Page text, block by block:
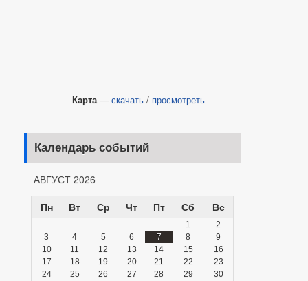
Карта— скачать / просмотреть
Календарь событий
АВГУСТ 2026
Пн
Вт Ср Чт Пт Сб Вс
1
2
3
4 5 6 7 8
9
10
11 12 13 14 15
16
17
18 19 20 21 22
23
24
25 26 27 28 29
30